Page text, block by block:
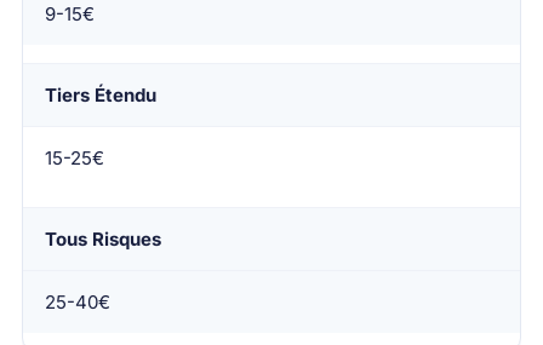
9-15€
Tiers Étendu
15-25€
Tous Risques
25-40€